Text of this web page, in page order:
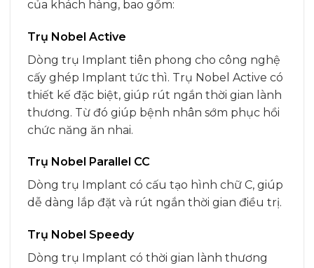
của khách hàng, bao gồm:
Trụ Nobel Active
Dòng trụ Implant tiên phong cho công nghệ
cấy ghép Implant tức thì. Trụ Nobel Active có
thiết kế đặc biệt, giúp rút ngắn thời gian lành
thương. Từ đó giúp bệnh nhân sớm phục hồi
chức năng ăn nhai.
Trụ Nobel Parallel CC
Dòng trụ Implant có cấu tạo hình chữ C, giúp
dễ dàng lắp đặt và rút ngắn thời gian điều trị.
Trụ Nobel Speedy
Dòng trụ Implant có thời gian lành thương